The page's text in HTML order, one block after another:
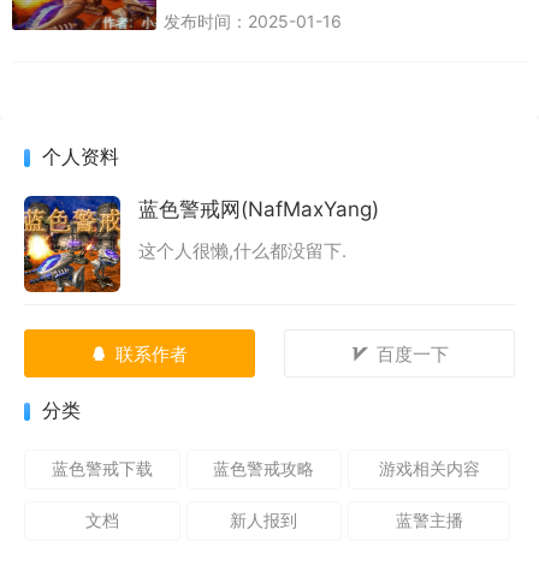
钟）特征：炮塔平衡、超级坦克、加强激光炮、不
发布时间：2025-01-16
个人资料
蓝色警戒网(NafMaxYang)
这个人很懒,什么都没留下.
联系作者 百度一下
分类
蓝色警戒下载 蓝色警戒攻略 游戏相关内容
文档 新人报到 蓝警主播